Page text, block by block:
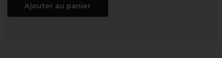
Ajouter au panier